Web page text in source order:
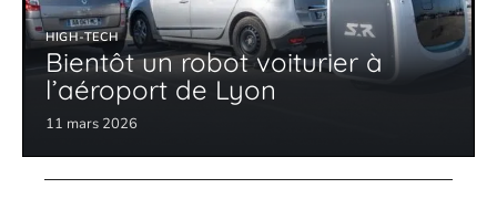
HIGH-TECH
Bientôt un robot voiturier à
l’aéroport de Lyon
11 mars 2026